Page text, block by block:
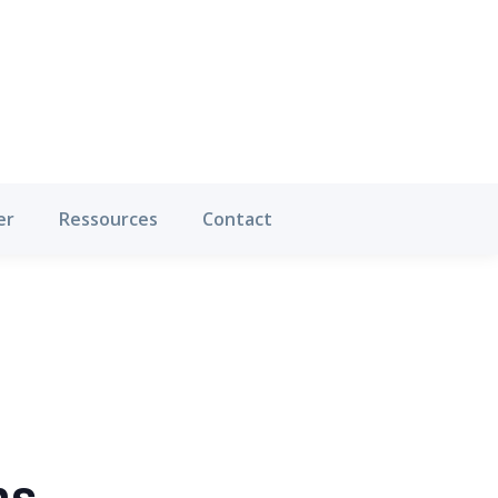
Ressources Contact